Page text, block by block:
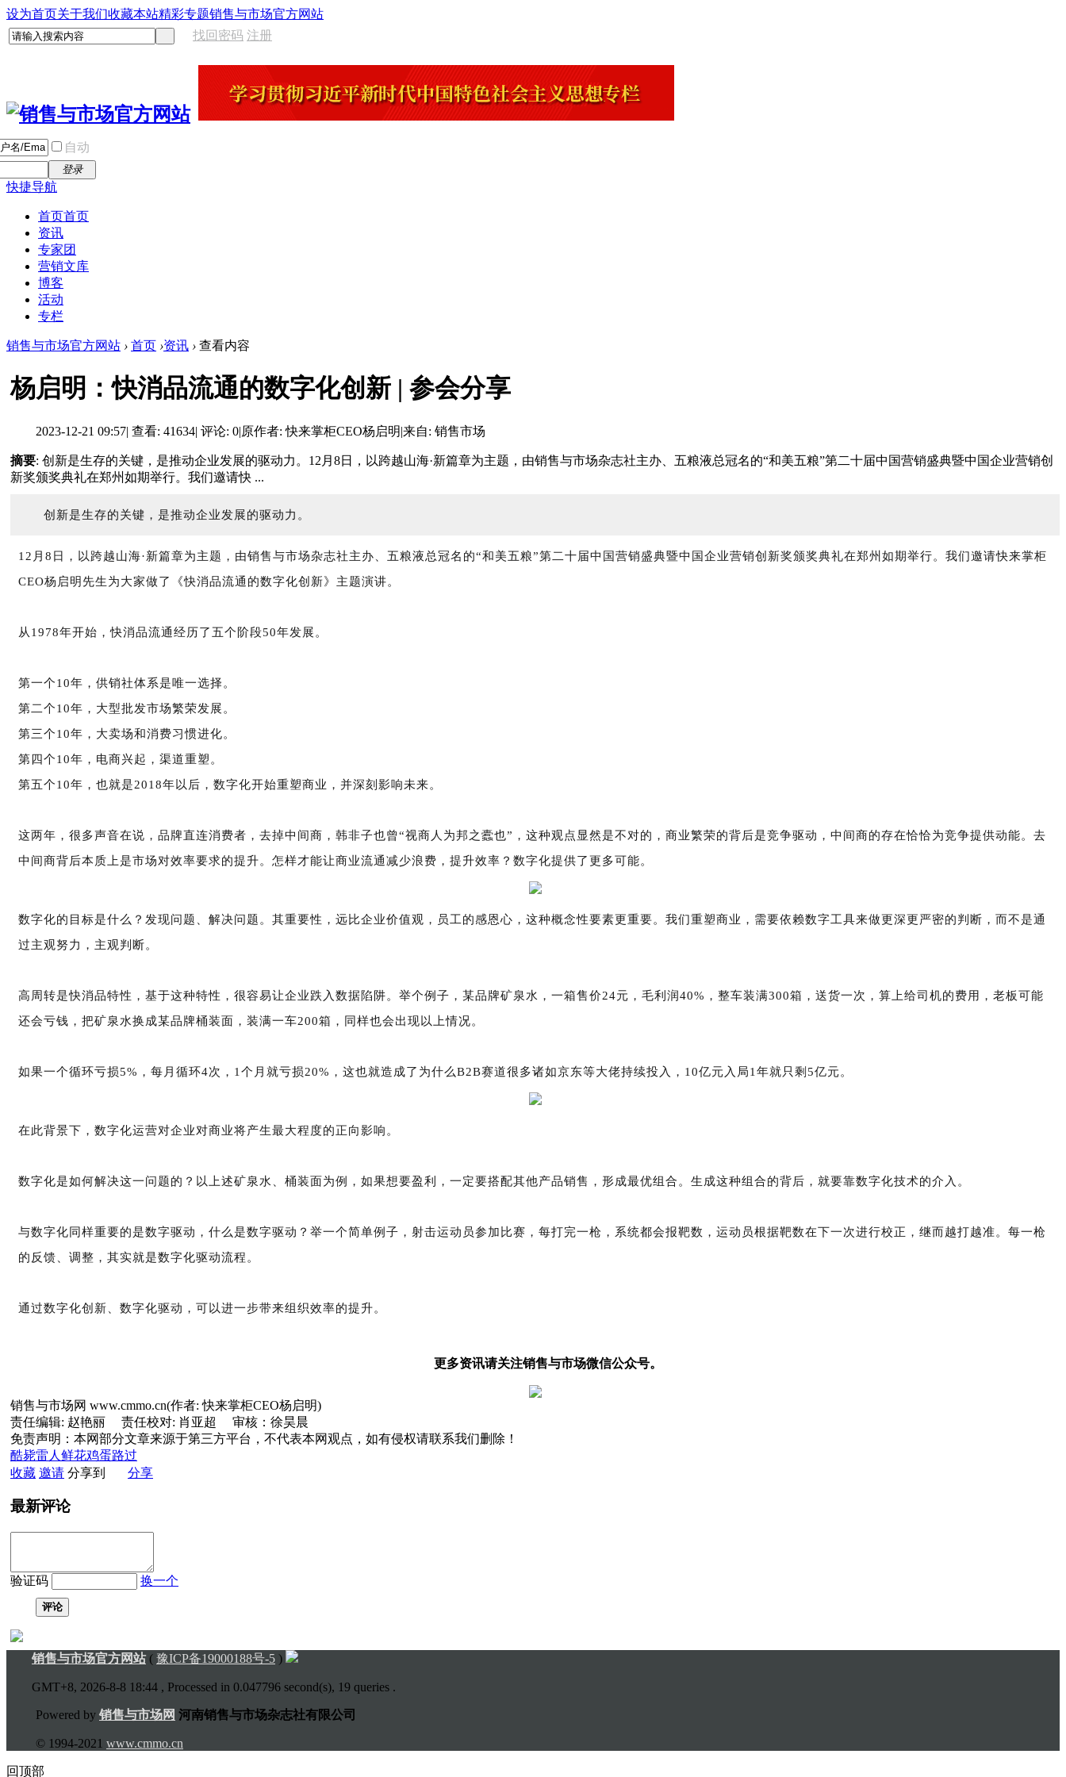
设为首页关于我们收藏本站精彩专题销售与市场官方网站
找回密码 注册
自动
登录
快捷导航
首页首页
资讯
专家团
营销文库
博客
活动
专栏
销售与市场官方网站 › 首页 ›资讯 › 查看内容
杨启明：快消品流通的数字化创新 | 参会分享
2023-12-21 09:57| 查看: 41634| 评论: 0|原作者: 快来掌柜CEO杨启明|来自: 销售市场
摘要: 创新是生存的关键，是推动企业发展的驱动力。12月8日，以跨越山海·新篇章为主题，由销售与市场杂志社主办、五粮液总冠名的“和美五粮”第二十届中国营销盛典暨中国企业营销创
新奖颁奖典礼在郑州如期举行。我们邀请快 ...
创新是生存的关键，是推动企业发展的驱动力。
12月8日，以跨越山海·新篇章为主题，由销售与市场杂志社主办、五粮液总冠名的“和美五粮”第二十届中国营销盛典暨中国企业营销创新奖颁奖典礼在郑州如期举行。我们邀请快来掌柜
CEO杨启明先生为大家做了《快消品流通的数字化创新》主题演讲。
从1978年开始，快消品流通经历了五个阶段50年发展。
第一个10年，供销社体系是唯一选择。
第二个10年，大型批发市场繁荣发展。
第三个10年，大卖场和消费习惯进化。
第四个10年，电商兴起，渠道重塑。
第五个10年，也就是2018年以后，数字化开始重塑商业，并深刻影响未来。
这两年，很多声音在说，品牌直连消费者，去掉中间商，韩非子也曾“视商人为邦之蠹也”，这种观点显然是不对的，商业繁荣的背后是竞争驱动，中间商的存在恰恰为竞争提供动能。去
中间商背后本质上是市场对效率要求的提升。怎样才能让商业流通减少浪费，提升效率？数字化提供了更多可能。
数字化的目标是什么？发现问题、解决问题。其重要性，远比企业价值观，员工的感恩心，这种概念性要素更重要。我们重塑商业，需要依赖数字工具来做更深更严密的判断，而不是通
过主观努力，主观判断。
高周转是快消品特性，基于这种特性，很容易让企业跌入数据陷阱。举个例子，某品牌矿泉水，一箱售价24元，毛利润40%，整车装满300箱，送货一次，算上给司机的费用，老板可能
还会亏钱，把矿泉水换成某品牌桶装面，装满一车200箱，同样也会出现以上情况。
如果一个循环亏损5%，每月循环4次，1个月就亏损20%，这也就造成了为什么B2B赛道很多诸如京东等大佬持续投入，10亿元入局1年就只剩5亿元。
在此背景下，数字化运营对企业对商业将产生最大程度的正向影响。
数字化是如何解决这一问题的？以上述矿泉水、桶装面为例，如果想要盈利，一定要搭配其他产品销售，形成最优组合。生成这种组合的背后，就要靠数字化技术的介入。
与数字化同样重要的是数字驱动，什么是数字驱动？ 举一个简单例子，射击运动员参加比赛，每打完一枪，系统都会报靶数，运动员根据靶数在下一次进行校正，继而越打越准。 每一枪
的反馈、调整，其实就是数字化驱动流程。
通过数字化创新、数字化驱动，可以进一步带来组织效率的提升。
更多资讯请关注销售与市场微信公众号。
销售与市场网 www.cmmo.cn(作者: 快来掌柜CEO杨启明)
责任编辑: 赵艳丽 责任校对: 肖亚超 审核：徐昊晨
免责声明：本网部分文章来源于第三方平台，不代表本网观点，如有侵权请联系我们删除！
酷毙雷人 鲜花鸡蛋路过
收藏 邀请 分享到 分享
最新评论
验证码 换一个
评论
销售与市场官方网站( 豫ICP备19000188号-5 )
GMT+8, 2026-8-8 18:44 , Processed in 0.047796 second(s), 19 queries .
Powered by 销售与市场网 河南销售与市场杂志社有限公司
© 1994-2021 www.cmmo.cn
回顶部